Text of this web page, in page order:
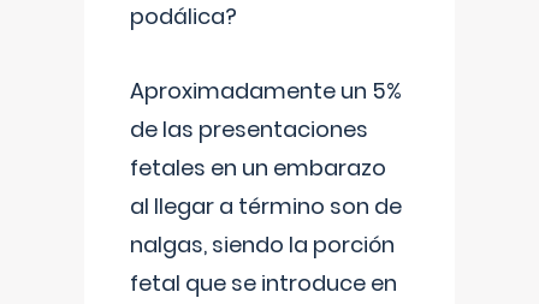
podálica?
Aproximadamente un 5%
de las presentaciones
fetales en un embarazo
al llegar a término son de
nalgas, siendo la porción
fetal que se introduce en